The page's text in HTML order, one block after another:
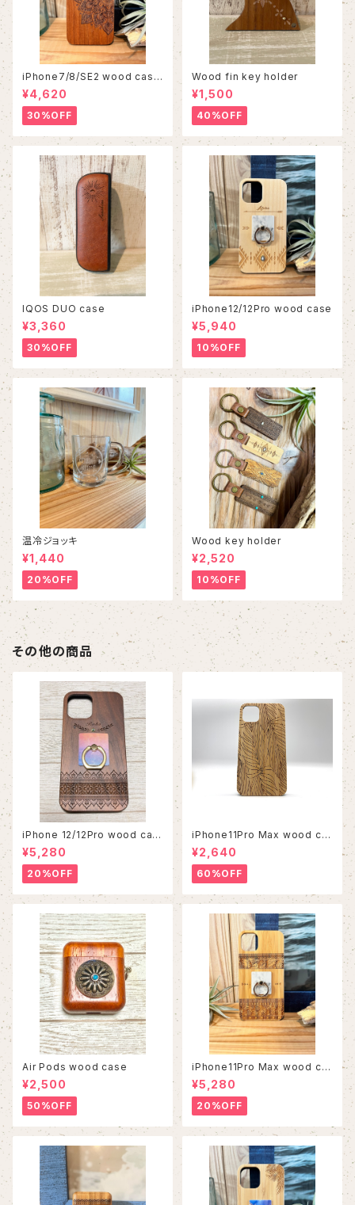
iPhone7/8/SE2 wood case
86
¥4,620
30%OFF
Wood fin key holder
¥1,500
40%OFF
IQOS DUO case
¥3,360
30%OFF
iPhone12/12Pro wood case
¥5,940
10%OFF
温冷ジョッキ
¥1,440
20%OFF
Wood key holder
¥2,520
10%OFF
その他の商品
iPhone 12/12Pro wood cas
e
¥5,280
20%OFF
iPhone11Pro Max wood ca
se
¥2,640
60%OFF
Air Pods wood case
¥2,500
50%OFF
iPhone11Pro Max wood ca
se
¥5,280
20%OFF